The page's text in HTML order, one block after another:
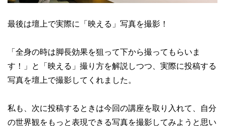
最後は壇上で実際に「映える」写真を撮影！
「全身の時は脚長効果を狙って下から撮ってもらいま
す！」と「映える」撮り方を解説しつつ、実際に投稿する
写真を壇上で撮影してくれました。
私も、次に投稿するときは今回の講座を取り入れて、自分
の世界観をもっと表現できる写真を撮影してみようと思い